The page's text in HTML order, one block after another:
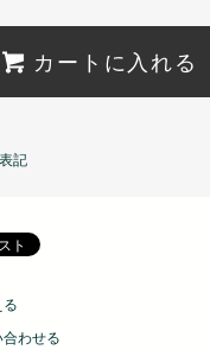
カートに入れる
記
る
わせる